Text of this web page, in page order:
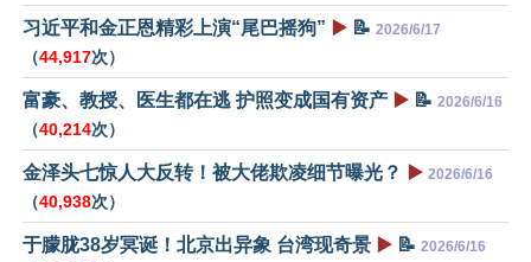
习近平和金正恩精彩上演“尾巴摇狗” ▶️ 📝 2026/6/17
（44,917次）
富豪、教授、医生都在逃 护照变成国有资产 ▶️ 📝 2026/6/16
（40,214次）
金泽头七惊人大反转！被大佬欺凌细节曝光？ ▶️ 2026/6/16
（40,938次）
于朦胧38岁冥诞！北京出异象 台湾现奇景 ▶️ 📝 2026/6/16